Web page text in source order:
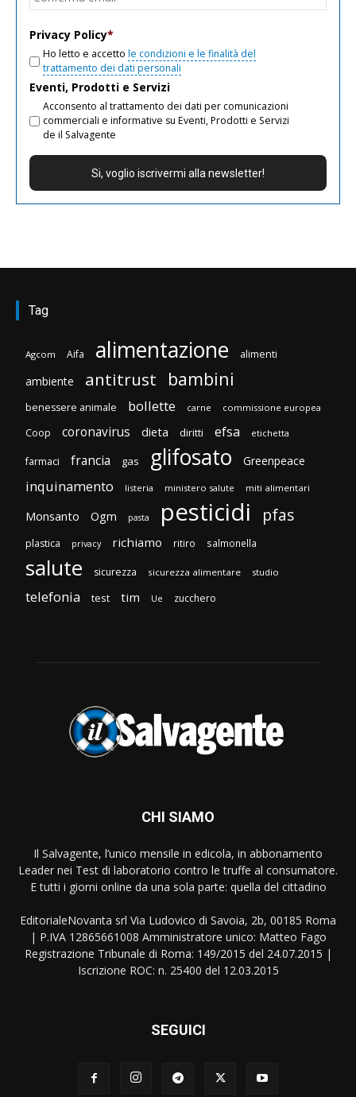
Privacy Policy*
Ho letto e accetto le condizioni e le finalità del
trattamento dei dati personali
Eventi, Prodotti e Servizi
Acconsento al trattamento dei dati per comunicazioni
commerciali e informative su Eventi, Prodotti e Servizi
de il Salvagente
Tag
Agcom Aifa alimentazione alimenti
ambiente antitrust bambini
benessere animale bollette carne commissione europea
Coop coronavirus dieta diritti efsa etichetta
farmaci francia gas glifosato Greenpeace
inquinamento listeria ministero salute miti alimentari
Monsanto Ogm pasta pesticidi pfas
plastica privacy richiamo ritiro salmonella
salute sicurezza sicurezza alimentare studio
telefonia test tim Ue zucchero
CHI SIAMO
Il Salvagente, l’unico mensile in edicola, in abbonamento
Leader nei Test di laboratorio contro le truffe al consumatore.
E tutti i giorni online da una sola parte: quella del cittadino
EditorialeNovanta srl Via Ludovico di Savoia, 2b, 00185 Roma
| P.IVA 12865661008 Amministratore unico: Matteo Fago
Registrazione Tribunale di Roma: 149/2015 del 24.07.2015 |
Iscrizione ROC: n. 25400 del 12.03.2015
SEGUICI